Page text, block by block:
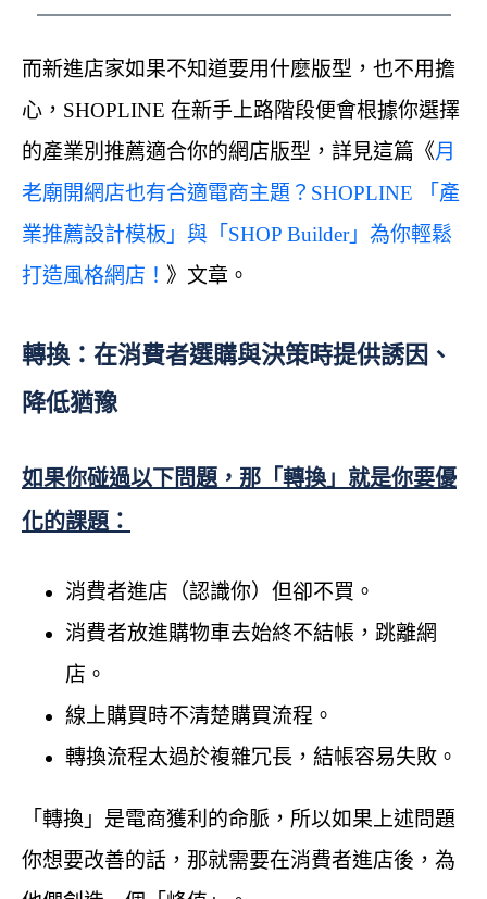
而新進店家如果不知道要用什麼版型，也不用擔
心，SHOPLINE 在新手上路階段便會根據你選擇
的產業別推薦適合你的網店版型，詳見這篇《月
老廟開網店也有合適電商主題？SHOPLINE 「產
業推薦設計模板」與「SHOP Builder」為你輕鬆
打造風格網店！ 》文章。
轉換：在消費者選購與決策時提供誘因、
降低猶豫
如果你碰過以下問題，那「轉換」就是你要優
化的課題：
消費者進店（認識你）但卻不買。
消費者放進購物車去始終不結帳，跳離網
店。
線上購買時不清楚購買流程。
轉換流程太過於複雜冗長，結帳容易失敗。
「轉換」是電商獲利的命脈，所以如果上述問題
你想要改善的話，那就需要在消費者進店後，為